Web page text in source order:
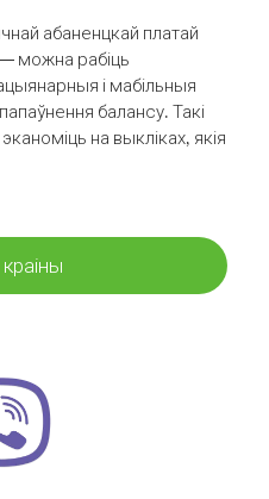
абаненцкай платай
можна рабіць
і мабільныя
балансу. Такі
на выкліках, якія